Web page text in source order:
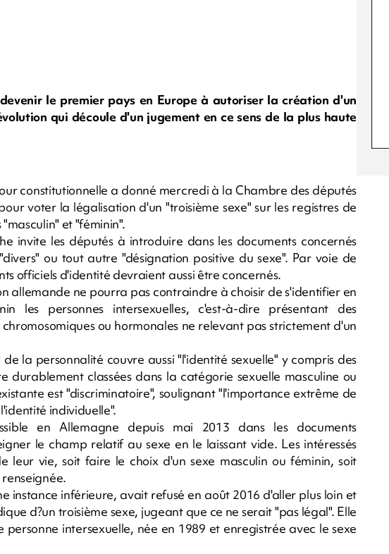
le premier pays en Europe à autoriser la création d'un
qui découle d'un jugement en ce sens de la plus haute
constitutionnelle a donné mercredi à la Chambre des députés
voter la légalisation d'un "troisième sexe" sur les registres de
et "féminin".
invite les députés à introduire dans les documents concernés
ou tout autre "désignation positive du sexe". Par voie de
officiels d'identité devraient aussi être concernés.
allemande ne pourra pas contraindre à choisir de s'identifier en
les personnes intersexuelles, c'est-à-dire présentant des
ou hormonales ne relevant pas strictement d'un
la personnalité couvre aussi "l'identité sexuelle" y compris des
durablement classées dans la catégorie sexuelle masculine ou
est "discriminatoire", soulignant "l'importance extrême de
individuelle".
en Allemagne depuis mai 2013 dans les documents
le champ relatif au sexe en le laissant vide. Les intéressés
leur vie, soit faire le choix d'un sexe masculin ou féminin, soit
instance inférieure, avait refusé en août 2016 d'aller plus loin et
d?un troisième sexe, jugeant que ce ne serait "pas légal". Elle
intersexuelle, née en 1989 et enregistrée avec le sexe